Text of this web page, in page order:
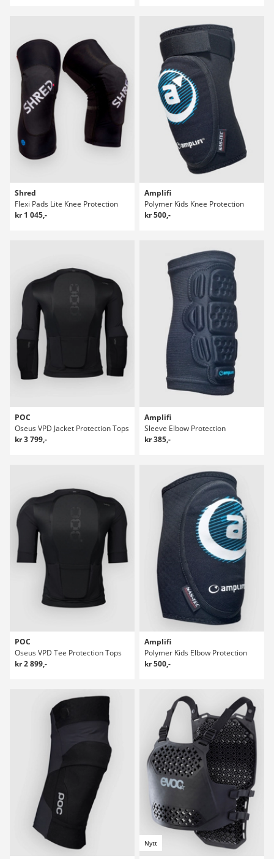
Shred
Flexi Pads Lite Knee Protection
kr 1 045,-
Amplifi
Polymer Kids Knee Protection
kr 500,-
POC
Oseus VPD Jacket Protection Tops
kr 3 799,-
Amplifi
Sleeve Elbow Protection
kr 385,-
POC
Oseus VPD Tee Protection Tops
kr 2 899,-
Amplifi
Polymer Kids Elbow Protection
kr 500,-
Nytt